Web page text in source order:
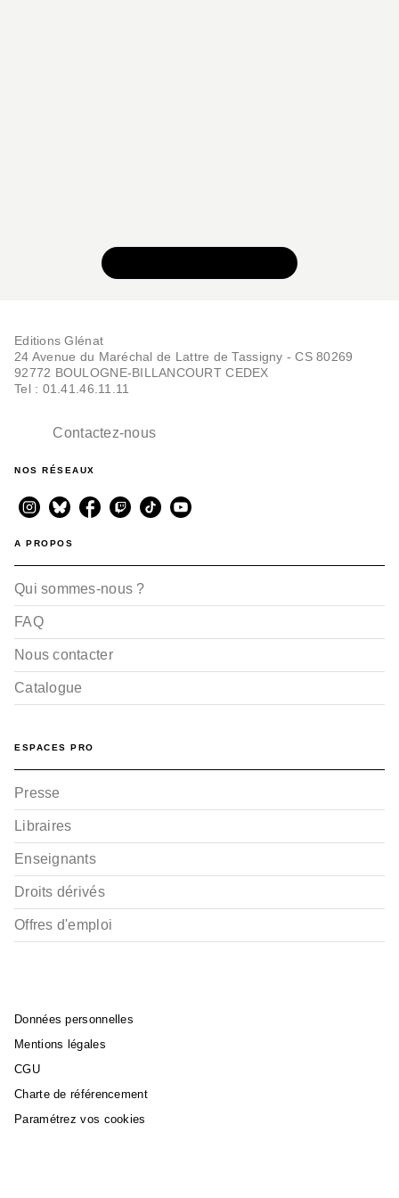
Editions Glénat
24 Avenue du Maréchal de Lattre de Tassigny - CS 80269
92772 BOULOGNE-BILLANCOURT CEDEX
Tel : 01.41.46.11.11
Contactez-nous
NOS RÉSEAUX
A PROPOS
Qui sommes-nous ?
FAQ
Nous contacter
Catalogue
ESPACES PRO
Presse
Libraires
Enseignants
Droits dérivés
Offres d'emploi
Données personnelles
Mentions légales
CGU
Charte de référencement
Paramétrez vos cookies